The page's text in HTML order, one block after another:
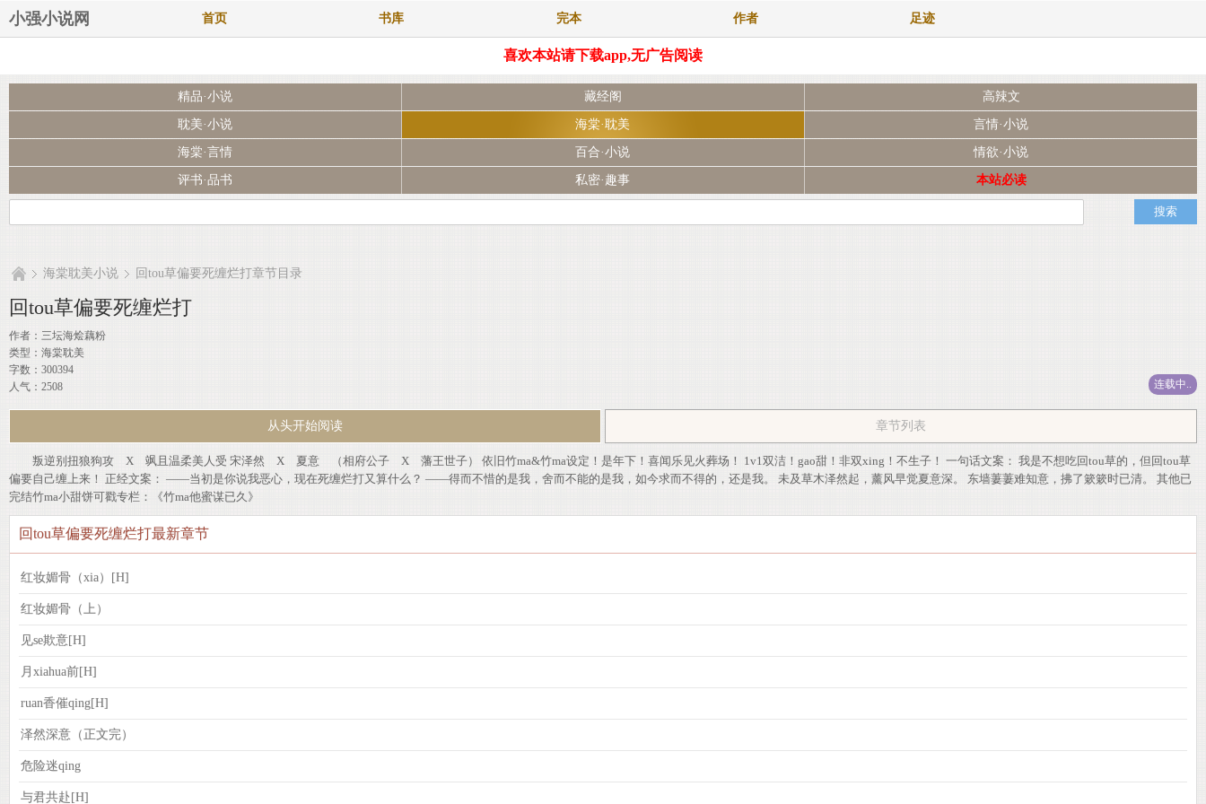
小强小说网 首页 书库 完本 作者 足迹
喜欢本站请下载app,无广告阅读
精品·小说 藏经阁 高辣文
耽美·小说 海棠·耽美 言情·小说
海棠·言情 百合·小说 情欲·小说
评书·品书 私密·趣事 本站必读
海棠耽美小说 回tou草偏要死缠烂打章节目录
回tou草偏要死缠烂打
作者： 三坛海烩藕粉
类型：海棠耽美
字数：300394
人气：2508
连载中..
从头开始阅读 章节列表
叛逆别扭狼狗攻 X 飒且温柔美人受 宋泽然 X 夏意 （相府公子 X 藩王世子） 依旧竹ma&竹ma设定！是年下！喜闻乐见火葬场！ 1v1双洁！gao甜！非双xing！不生子！ 一句话文案： 我是不想吃回tou草的，但回tou草
偏要自己缠上来！ 正经文案： ——当初是你说我恶心，现在死缠烂打又算什么？ ——得而不惜的是我，舍而不能的是我，如今求而不得的，还是我。 未及草木泽然起，薰风早觉夏意深。 东墙萋萋难知意，拂了簌簌时已清。 其他已
完结竹ma小甜饼可戳专栏：《竹ma他蜜谋已久》
回tou草偏要死缠烂打最新章节
红妆媚骨（xia）[H]
红妆媚骨（上）
见se欺意[H]
月xiahua前[H]
ruan香催qing[H]
泽然深意（正文完）
危险迷qing
与君共赴[H]